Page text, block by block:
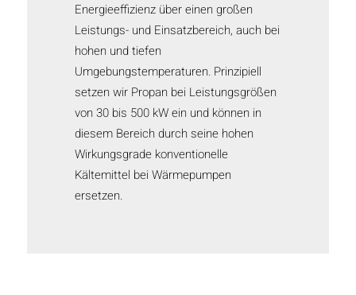
Energieeffizienz über einen großen
Leistungs- und Einsatzbereich, auch bei
hohen und tiefen
Umgebungstemperaturen. Prinzipiell
setzen wir Propan bei Leistungsgrößen
von 30 bis 500 kW ein und können in
diesem Bereich durch seine hohen
Wirkungsgrade konventionelle
Kältemittel bei Wärmepumpen
ersetzen.